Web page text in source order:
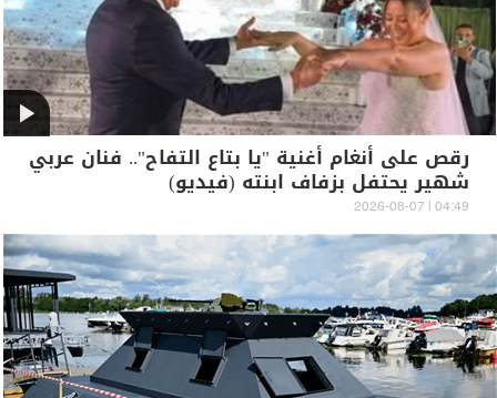
رقص على أنغام أغنية "يا بتاع التفاح".. فنان عربي
شهير يحتفل بزفاف ابنته (فيديو)
04:49 | 2026-08-07